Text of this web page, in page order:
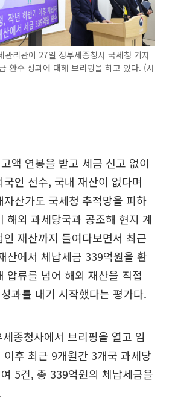
리관이 27일 정부세종청사 국세청 기자
환수 성과에 대해 브리핑을 하고 있다. (사
액 연봉을 받고 세금 신고 없이
인 선수, 국내 재산이 없다며
산가도 국세청 추적망을 피하
해외 과세당국과 공조해 현지 계
재산까지 들여다보면서 최근
산에서 체납세금 339억원을 환
압류를 넘어 해외 재산을 직접
과를 내기 시작했다는 평가다.
종청사에서 브리핑을 열고 임
후 최근 9개월간 3개국 과세당
5건, 총 339억원의 체납세금을